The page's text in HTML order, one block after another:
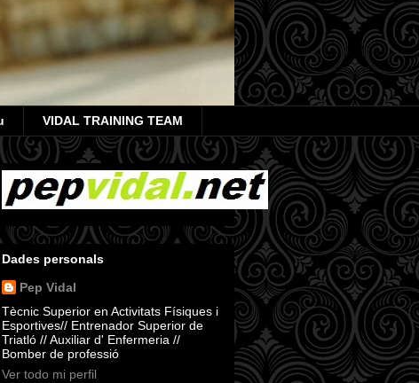
VIDAL TRAINING TEAM
Dades personals
Pep Vidal
Tècnic Superior en Activitats Físiques i
Esportives// Entrenador Superior de
Triatló // Auxiliar d' Enfermeria //
Bomber de professió
Ver todo mi perfil